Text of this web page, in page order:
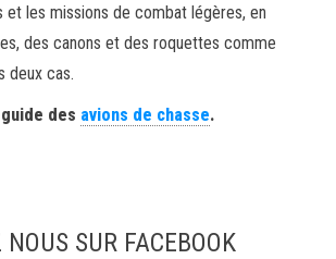
et les missions de combat légères, en
des canons et des roquettes comme
deux cas.
des avions de chasse.
NOUS SUR FACEBOOK